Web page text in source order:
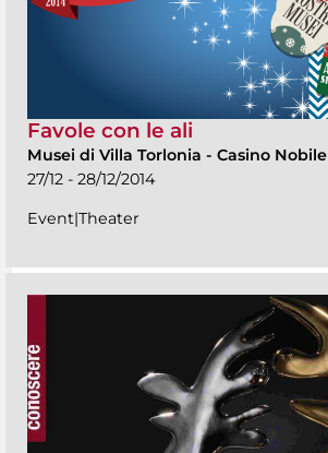
Favole con le ali
Musei di Villa Torlonia - Casino Nobile
27/12 - 28/12/2014
Event|Theater